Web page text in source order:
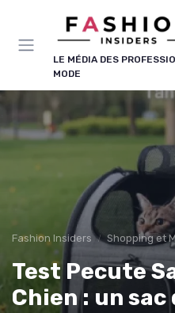
LE MÉDIA DES
MODE
Fashion Insiders Shopping et
Test Pecute
Chien : un